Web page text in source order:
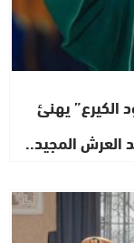
الكيرع” يهنئ
المجيد..